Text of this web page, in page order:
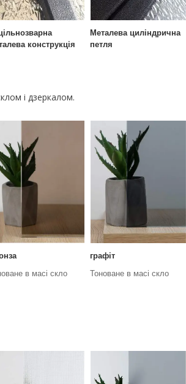
конструкція
Металева циліндрична
петля
і дзеркалом.
в масі скло
графіт
Тоноване в масі скло